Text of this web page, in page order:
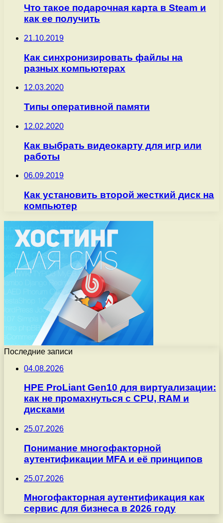
Что такое подарочная карта в Steam и
как ее получить
21.10.2019
Как синхронизировать файлы на
разных компьютерах
12.03.2020
Типы оперативной памяти
12.02.2020
Как выбрать видеокарту для игр или
работы
06.09.2019
Как установить второй жесткий диск на
компьютер
Последние записи
04.08.2026
HPE ProLiant Gen10 для виртуализации:
как не промахнуться с CPU, RAM и
дисками
25.07.2026
Понимание многофакторной
аутентификации MFA и её принципов
25.07.2026
Многофакторная аутентификация как
сервис для бизнеса в 2026 году